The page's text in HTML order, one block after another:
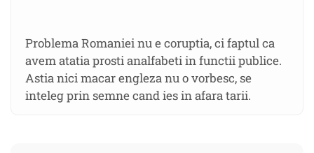
Problema Romaniei nu e coruptia, ci faptul ca
avem atatia prosti analfabeti in functii publice.
Astia nici macar engleza nu o vorbesc, se
inteleg prin semne cand ies in afara tarii.